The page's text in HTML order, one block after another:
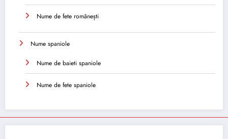
Nume de fete românești
Nume spaniole
Nume de baieti spaniole
Nume de fete spaniole